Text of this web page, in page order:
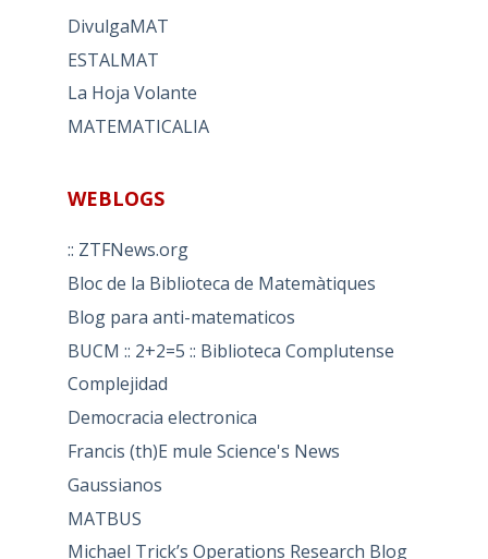
DivulgaMAT
ESTALMAT
La Hoja Volante
MATEMATICALIA
WEBLOGS
:: ZTFNews.org
Bloc de la Biblioteca de Matemàtiques
Blog para anti-matematicos
BUCM :: 2+2=5 :: Biblioteca Complutense
Complejidad
Democracia electronica
Francis (th)E mule Science's News
Gaussianos
MATBUS
Michael Trick’s Operations Research Blog